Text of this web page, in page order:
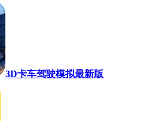
3D卡车驾驶模拟最新版